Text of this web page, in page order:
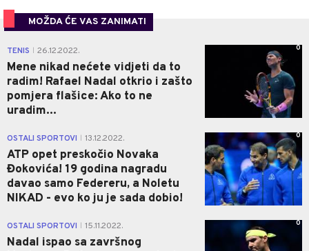
MOŽDA ĆE VAS ZANIMATI
TENIS 26.12.2022.
Mene nikad nećete vidjeti da to
radim! Rafael Nadal otkrio i zašto
pomjera flašice: Ako to ne
uradim...
0
OSTALI SPORTOVI 13.12.2022.
ATP opet preskočio Novaka
Đokovića! 19 godina nagradu
davao samo Federeru, a Noletu
NIKAD - evo ko ju je sada dobio!
0
OSTALI SPORTOVI 15.11.2022.
Nadal ispao sa završnog
0